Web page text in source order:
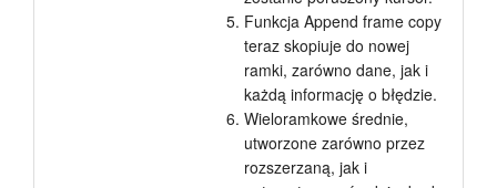
Funkcja Append frame copy
teraz skopiuje do nowej
ramki, zarówno dane, jak i
każdą informację o błędzie.
Wieloramkowe średnie,
utworzone zarówno przez
rozszerzaną, jak i